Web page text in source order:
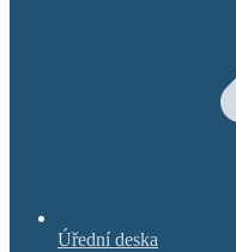
Úřední deska